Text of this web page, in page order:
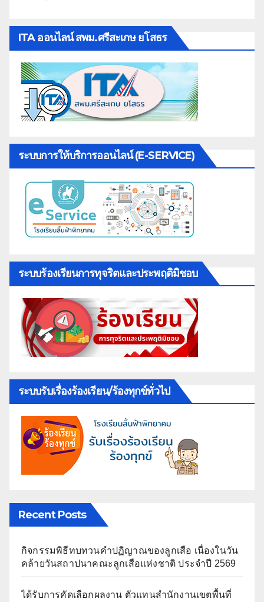
ITA ออนไลน์ สพม.ศรีสะเกษ ยโสธร
ระบบการให้บริการออนไลน์ (E-SERVICE)
ระบบร้องเรียนการทุจริตและประพฤติมิชอบ
ระบบรับเรื่องร้องเรียน/ร้องทุกข์ทั่วไป
Recent Posts
กิจกรรมพิธีทบทวนคำปฏิญาณของลูกเสือ เนื่องในวัน
คล้ายวันสถาปนาคณะลูกเสือแห่งชาติ ประจำปี 2569
ได้รับการคัดเลือกผลงาน ตัวแทนสำนักงานเขตพื้นที่